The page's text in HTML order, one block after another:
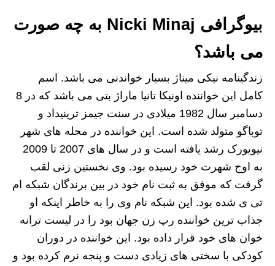
بیوگرافی Nicki Minaj به چه صورت
می باشد؟
زندگینامه نیکی میناژ بسیار خواندنی می باشد. اسم
کامل این خواننده اونیکا تانیا ماراژ بتی می باشد که در 8
دسامبر سال 1982 میلادی در سنت جیمز ترینیداد و
توباگو متولد شده است. این خواننده در محله های شهر
نیویورک رشد یافته است و در سال های 2007 تا 2009
به اوج شهرت خود رسیده بود. وی نخستین زنی لقب
گرفت که موفق به ثبت نام خود در بین برندگان شبکه ام
تی ی شده بود. این شبکه نام وی را به خاطر اینکه او
جذاب ترین خواننده رپ زن جهان بود را در لیست ترانه
خوان های خود قرار داده بود. این خواننده در دوران
کودکی با سختی های زیادی دست و پنجه نرم کرده بود و